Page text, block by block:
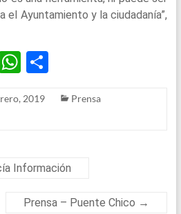
el Ayuntamiento y la ciudadanía”,
W
at
p
p
S
ar
2019
Prensa
Información
Prensa – Puente Chico →